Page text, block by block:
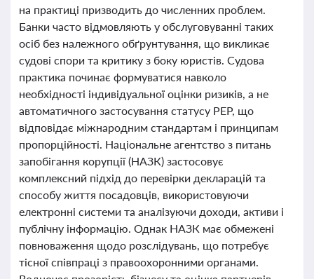
на практиці призводить до численних проблем.
Банки часто відмовляють у обслуговуванні таких
осіб без належного обґрунтування, що викликає
судові спори та критику з боку юристів. Судова
практика починає формуватися навколо
необхідності індивідуальної оцінки ризиків, а не
автоматичного застосування статусу PEP, що
відповідає міжнародним стандартам і принципам
пропорційності. Національне агентство з питань
запобігання корупції (НАЗК) застосовує
комплексний підхід до перевірки декларацій та
способу життя посадовців, використовуючи
електронні системи та аналізуючи доходи, активи і
публічну інформацію. Однак НАЗК має обмежені
повноваження щодо розслідувань, що потребує
тісної співпраці з правоохоронними органами.